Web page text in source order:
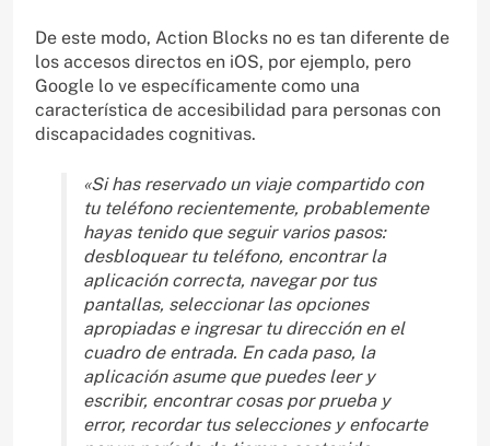
De este modo, Action Blocks no es tan diferente de
los accesos directos en iOS, por ejemplo, pero
Google lo ve específicamente como una
característica de accesibilidad para personas con
discapacidades cognitivas.
«Si has reservado un viaje compartido con
tu teléfono recientemente, probablemente
hayas tenido que seguir varios pasos:
desbloquear tu teléfono, encontrar la
aplicación correcta, navegar por tus
pantallas, seleccionar las opciones
apropiadas e ingresar tu dirección en el
cuadro de entrada. En cada paso, la
aplicación asume que puedes leer y
escribir, encontrar cosas por prueba y
error, recordar tus selecciones y enfocarte